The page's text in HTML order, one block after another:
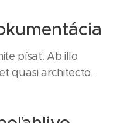
písať. Ab illo
quasi architecto.